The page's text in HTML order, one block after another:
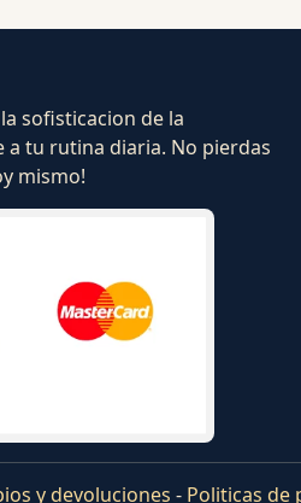
sofisticacion de la
a tu rutina diaria. No pierdas
mismo!
y devoluciones - Politicas de